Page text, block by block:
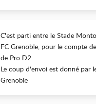
C'est parti entre le Stade
FC Grenoble, pour le compte
de Pro D2
Le coup d'envoi est donné par
Grenoble